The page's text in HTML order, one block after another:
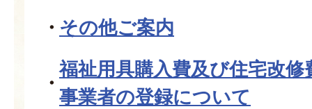
その他ご案内
福祉用具購入費及び住宅改
事業者の登録について